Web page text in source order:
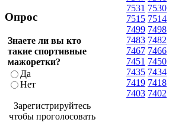
7531 7530
7515 7514
7499 7498
7483 7482
7467 7466
7451 7450
7435 7434
7419 7418
7403 7402
Опрос
Знаете ли вы кто
такие спортивные
мажоретки?
Да
Нет
Зарегистрируйтесь
чтобы проголосовать